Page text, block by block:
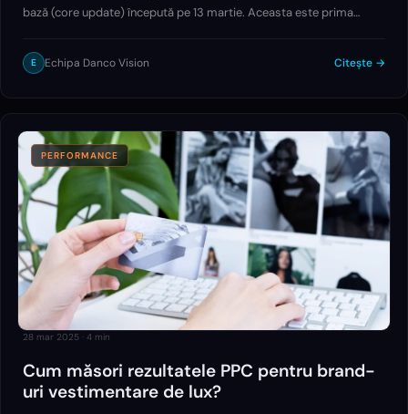
bază (core update) începută pe 13 martie. Aceasta este prima
modul în care motorul…
E Echipa Danco Vision Citește →
PERFORMANCE
28 mar 2025 · 4 min
Cum măsori rezultatele PPC pentru brand-
uri vestimentare de lux?